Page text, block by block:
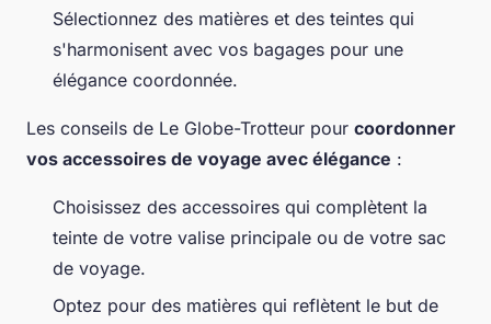
Sélectionnez des matières et des teintes qui
s'harmonisent avec vos bagages pour une
élégance coordonnée.
Les conseils de Le Globe-Trotteur pour coordonner
vos accessoires de voyage avec élégance :
Choisissez des accessoires qui complètent la
teinte de votre valise principale ou de votre sac
de voyage.
Optez pour des matières qui reflètent le but de